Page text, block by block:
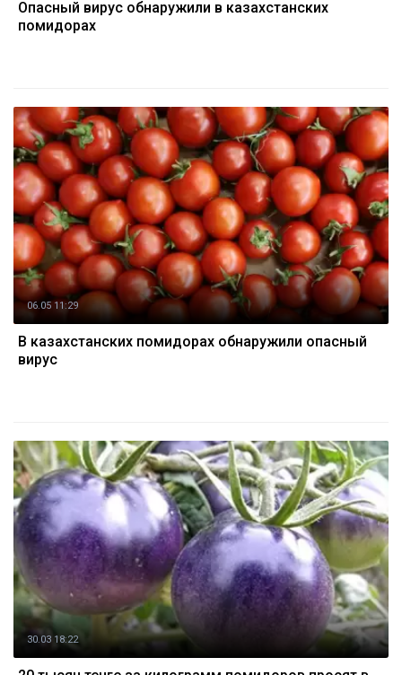
Опасный вирус обнаружили в казахстанских
помидорах
06.05 11:29
В казахстанских помидорах обнаружили опасный
вирус
30.03 18:22